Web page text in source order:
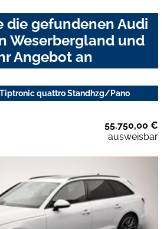
die gefundenen Audi
Weserbergland und
Angebot an
Tiptronic quattro Standhzg/Pano
55.750,00 €
ausweisbar